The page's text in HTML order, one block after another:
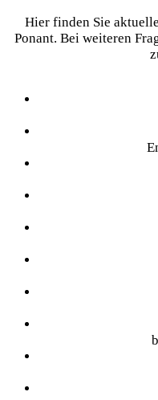
Hier finden Sie
Ponant. Bei weiteren